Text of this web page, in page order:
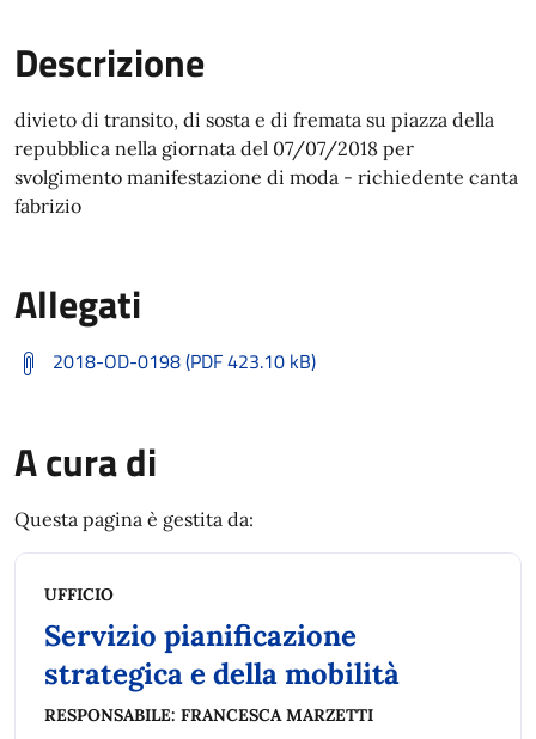
Descrizione
divieto di transito, di sosta e di fremata su piazza della
repubblica nella giornata del 07/07/2018 per
svolgimento manifestazione di moda - richiedente canta
fabrizio
Allegati
2018-OD-0198 (PDF 423.10 kB)
A cura di
Questa pagina è gestita da:
UFFICIO
Servizio pianificazione
strategica e della mobilità
RESPONSABILE: FRANCESCA MARZETTI